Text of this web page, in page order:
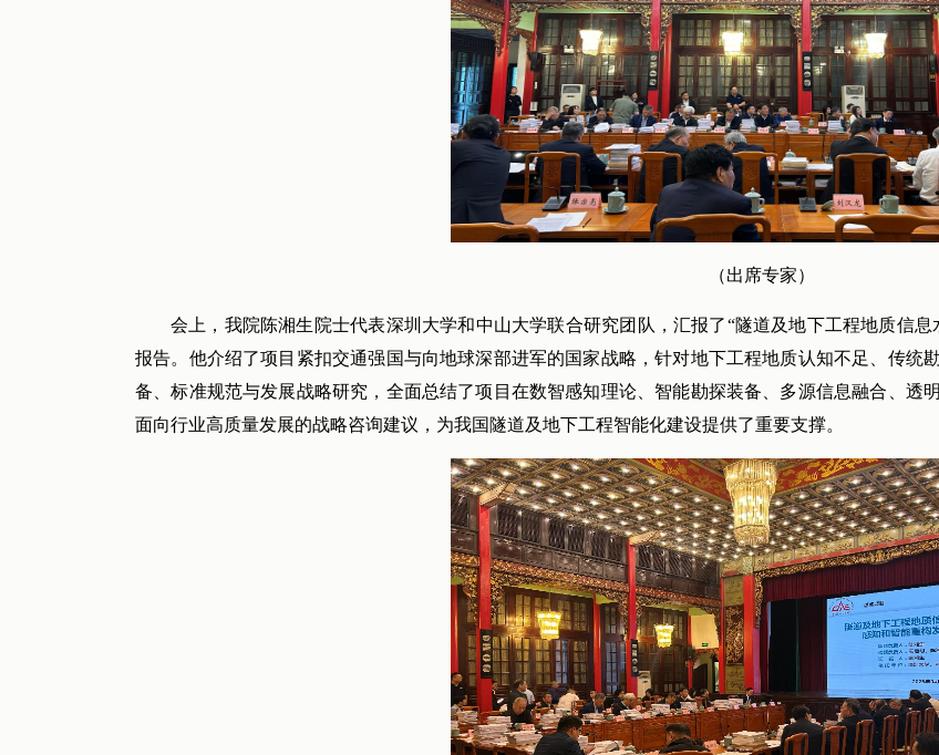
（出席专家）
会上，我院陈湘生院士代表深圳大学和中山大学联合研究团队，汇报了“隧道及地下工程地质信
报告。他介绍了项目紧扣交通强国与向地球深部进军的国家战略，针对地下工程地质认知不足、传统
备、标准规范与发展战略研究，全面总结了项目在数智感知理论、智能勘探装备、多源信息融合、透
面向行业高质量发展的战略咨询建议，为我国隧道及地下工程智能化建设提供了重要支撑。